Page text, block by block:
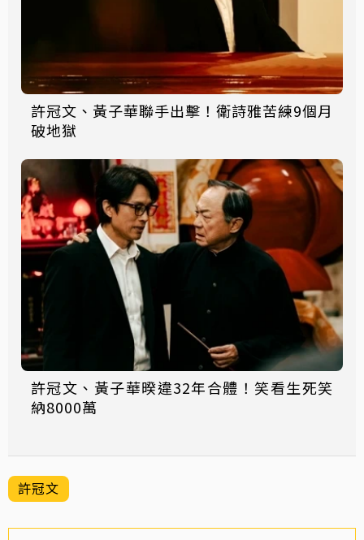
許冠文、黃子華聯手出擊！衛詩雅苦練9個月
破地獄
許冠文、黃子華暌違32年合體！笑看生死笑
納8000萬
許冠文